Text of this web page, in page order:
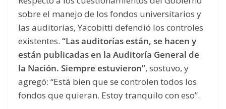
sobre el manejo de los fondos universitarios y
las auditorías, Yacobitti defendió los controles
existentes. “Las auditorías están, se hacen y
están publicadas en la Auditoría General de
la Nación. Siempre estuvieron”, sostuvo, y
agregó: “Está bien que se controlen todos los
fondos que quieran. Estoy tranquilo con eso”.